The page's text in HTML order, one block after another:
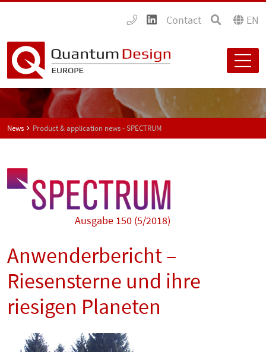
Contact EN
News Product & application news - SPECTRUM
Ausgabe 150 (5/2018)
Anwenderbericht –
Riesensterne und ihre
riesigen Planeten